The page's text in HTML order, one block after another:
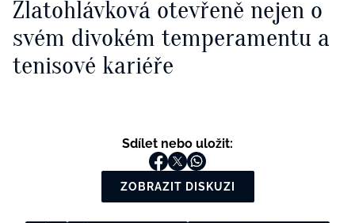
Zlatohlávková otevřeně nejen o
svém divokém temperamentu a
tenisové kariéře
Sdílet nebo uložit:
ZOBRAZIT DISKUZI